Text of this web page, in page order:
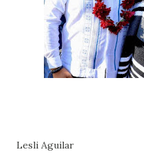
Lesli Aguilar